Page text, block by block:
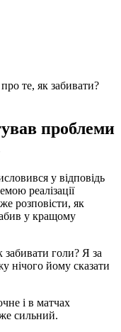
проблеми
у відповідь
реалізації
розповісти, як
у кращому
голи? Я за
нічого йому сказати
і в матчах
сильний.